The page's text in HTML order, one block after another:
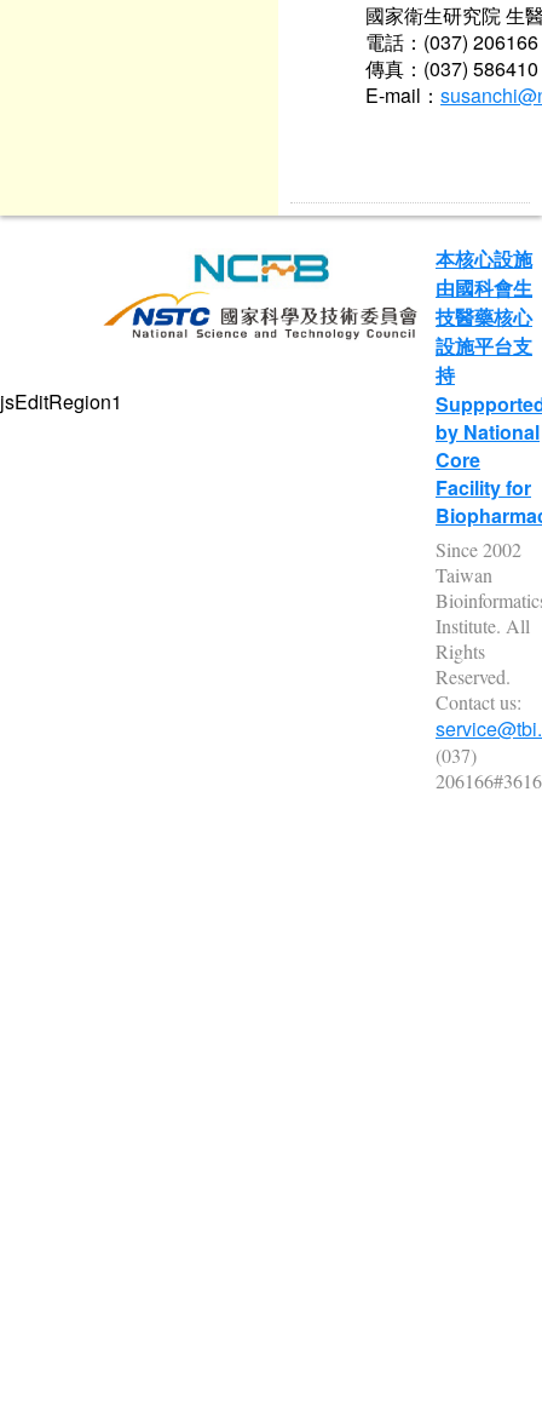
國家衛生研究院 生
電話：(037)
傳真：(037) 586410
E-mail：
本核心設施
由國科會生
技醫藥核心
設施平台支
持
by National
Core
Facility for
Since 2002
Taiwan
Institute. All
Rights
Reserved.
Contact us:
(037)
jsEditRegion1